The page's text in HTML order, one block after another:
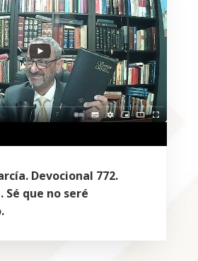
Devocional 772.
Sé que no seré